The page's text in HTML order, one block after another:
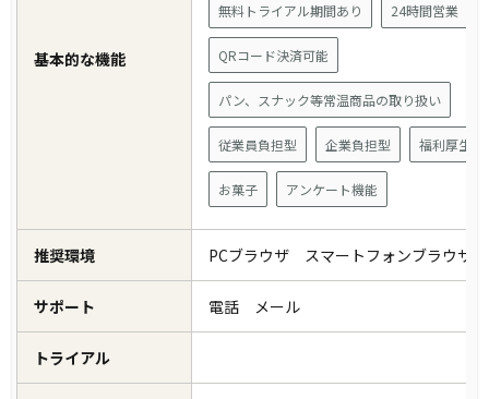
基本的な機能
無料トライアル期間あり 24時間営業
QRコード決済可能
パン、スナック等常温商品の取り扱い
従業員負担型 企業負担型 福利厚生サ
お菓子 アンケート機能
推奨環境 PCブラウザ スマートフォンブラウザ
サポート 電話 メール
トライアル